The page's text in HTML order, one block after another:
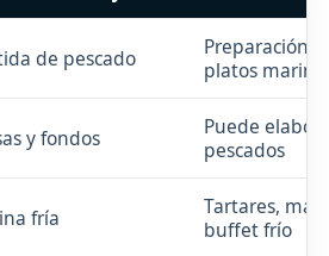
de pescado
Preparación,
platos
y fondos
Puede
pescados
fría
Tartares,
buffet frío